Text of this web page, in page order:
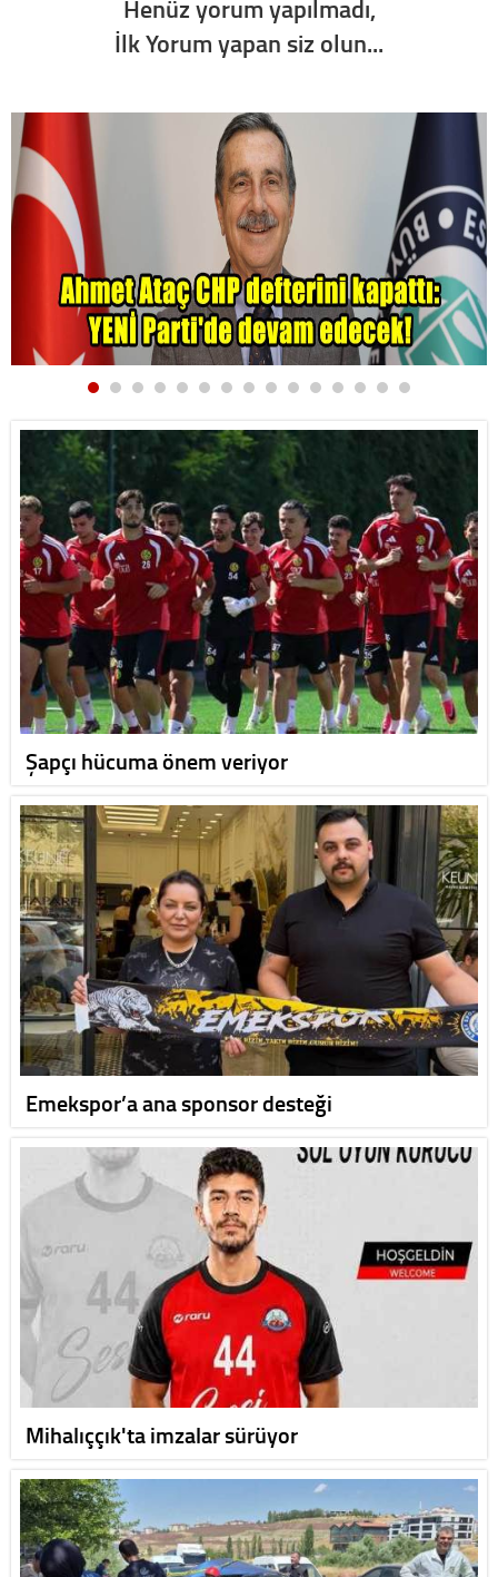
Henüz yorum yapılmadı,
İlk Yorum yapan siz olun...
Şapçı hücuma önem veriyor
Emekspor’a ana sponsor desteği
Mihalıççık'ta imzalar sürüyor